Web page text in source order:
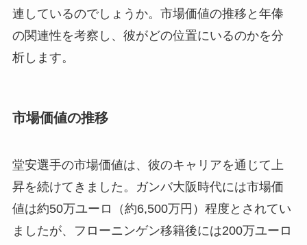
連しているのでしょうか。市場価値の推移と年俸
の関連性を考察し、彼がどの位置にいるのかを分
析します。
市場価値の推移
堂安選手の市場価値は、彼のキャリアを通じて上
昇を続けてきました。ガンバ大阪時代には市場価
値は約50万ユーロ（約6,500万円）程度とされてい
ましたが、フローニンゲン移籍後には200万ユーロ